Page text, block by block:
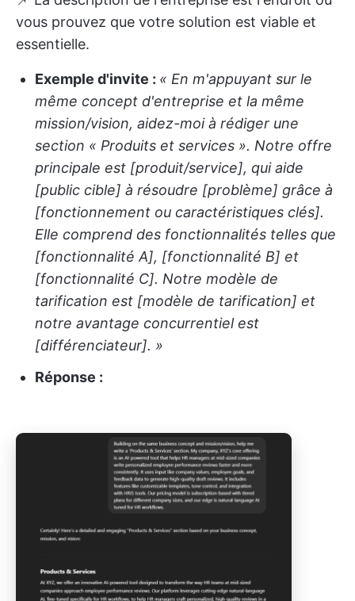
vous prouvez que votre solution est viable et
essentielle.
Exemple d'invite : « En m'appuyant sur le
même concept d'entreprise et la même
mission/vision, aidez-moi à rédiger une
section « Produits et services ». Notre offre
principale est [produit/service], qui aide
[public cible] à résoudre [problème] grâce à
[fonctionnement ou caractéristiques clés].
Elle comprend des fonctionnalités telles que
[fonctionnalité A], [fonctionnalité B] et
[fonctionnalité C]. Notre modèle de
tarification est [modèle de tarification] et
notre avantage concurrentiel est
[différenciateur]. »
Réponse :